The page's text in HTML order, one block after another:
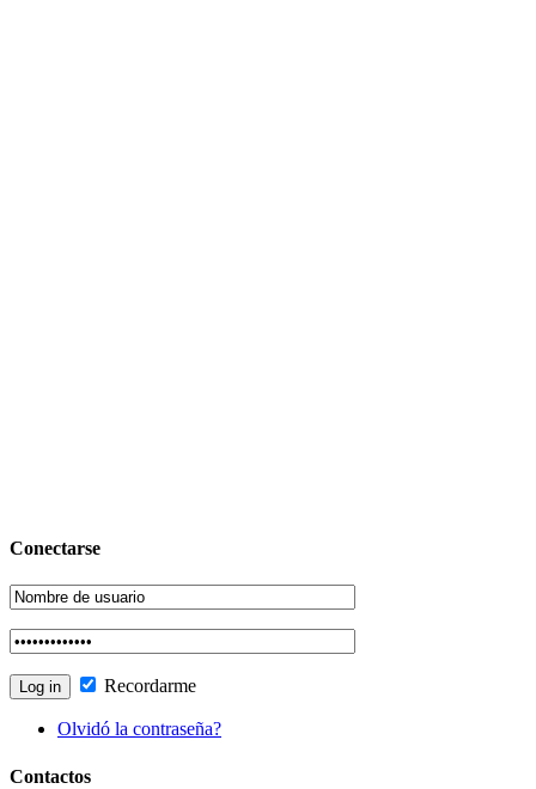
Conectarse
Recordarme
Olvidó la contraseña?
Contactos